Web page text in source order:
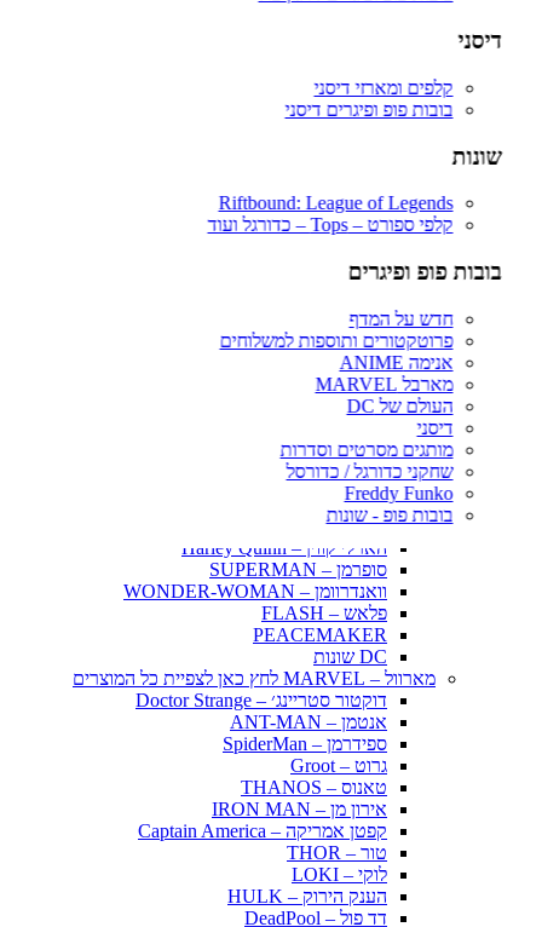
דיסני
קלפים ומארזי דיסני
בובות פופ ופיגרים דיסני
שונות
Riftbound: League of Legends
קלפי ספורט – Tops – כדורגל ועוד
בובות פופ ופיגרים
חדש על המדף
פרוטקטורים ותוספות למשלוחים
אנימה ANIME
מארבל MARVEL
העולם של DC
דיסני
מותגים מסרטים וסדרות
שחקני כדורגל / כדורסל
Freddy Funko
בובות פופ - שונות
אנימה – ANIME (לחץ כאן לצפיית כל המוצרים)
דרגון בול – Dragon Ball Z
בארוטו – BARUTO
אוותר – Avatar
יו גי הו – Yu Gi Oh
דימון סלייר – Demon Slayer
Hunter X Hunter
אינויאשה
JUJUTSU KAISEN
BLEACH – בליץ'
תלתן שחור – Black Clover
DC דיסי – לחץ כאן לצפייה בכל הפופים
BATMAN COMICS
BATMAN THE MOVIE
הג׳וקר – THE JOKER
הארלי קווין – Harley Quinn
סופרמן – SUPERMAN
וואנדרוומן – WONDER-WOMAN
פלאש – FLASH
PEACEMAKER
DC שונות
מארוול – MARVEL לחץ כאן לצפיית כל המוצרים
דוקטור סטריינג׳ – Doctor Strange
אנטמן – ANT-MAN
ספידרמן – SpiderMan
גרוט – Groot
טאנוס – THANOS
אירון מן – IRON MAN
קפטן אמריקה – Captain America
טור – THOR
לוקי – LOKI
הענק הירוק – HULK
דד פול – DeadPool